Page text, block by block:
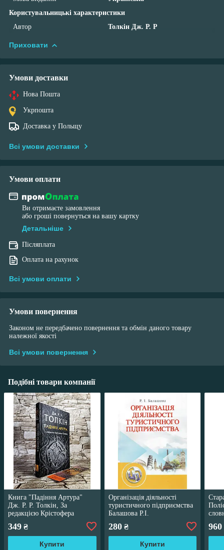
Користувальницькі характеристики
Автор
Толкін Дж. Р. Р
Приховати
Умови доставки
Нова Пошта
Укрпошта
Доставка у Польщу
Всі умови доставки
Умови оплати
Ви отримаєте замовлення
або гроші повернуться на вашу картку
Детальніше
Післяплата
Оплата на рахунок
Всі умови оплати
Умови повернення
Законом не передбачено повернення та обмін даного товару
належної якості
Всі умови повернення
Подібні товари компанії
Книга "Падіння Артура"
Дж. Р. Р. Толкін, За
редакцією Крістофера
349 ₴
Купити
Організація діяльності
туристичного підприємства
Балашова Р.І.
280₴
Купити
960